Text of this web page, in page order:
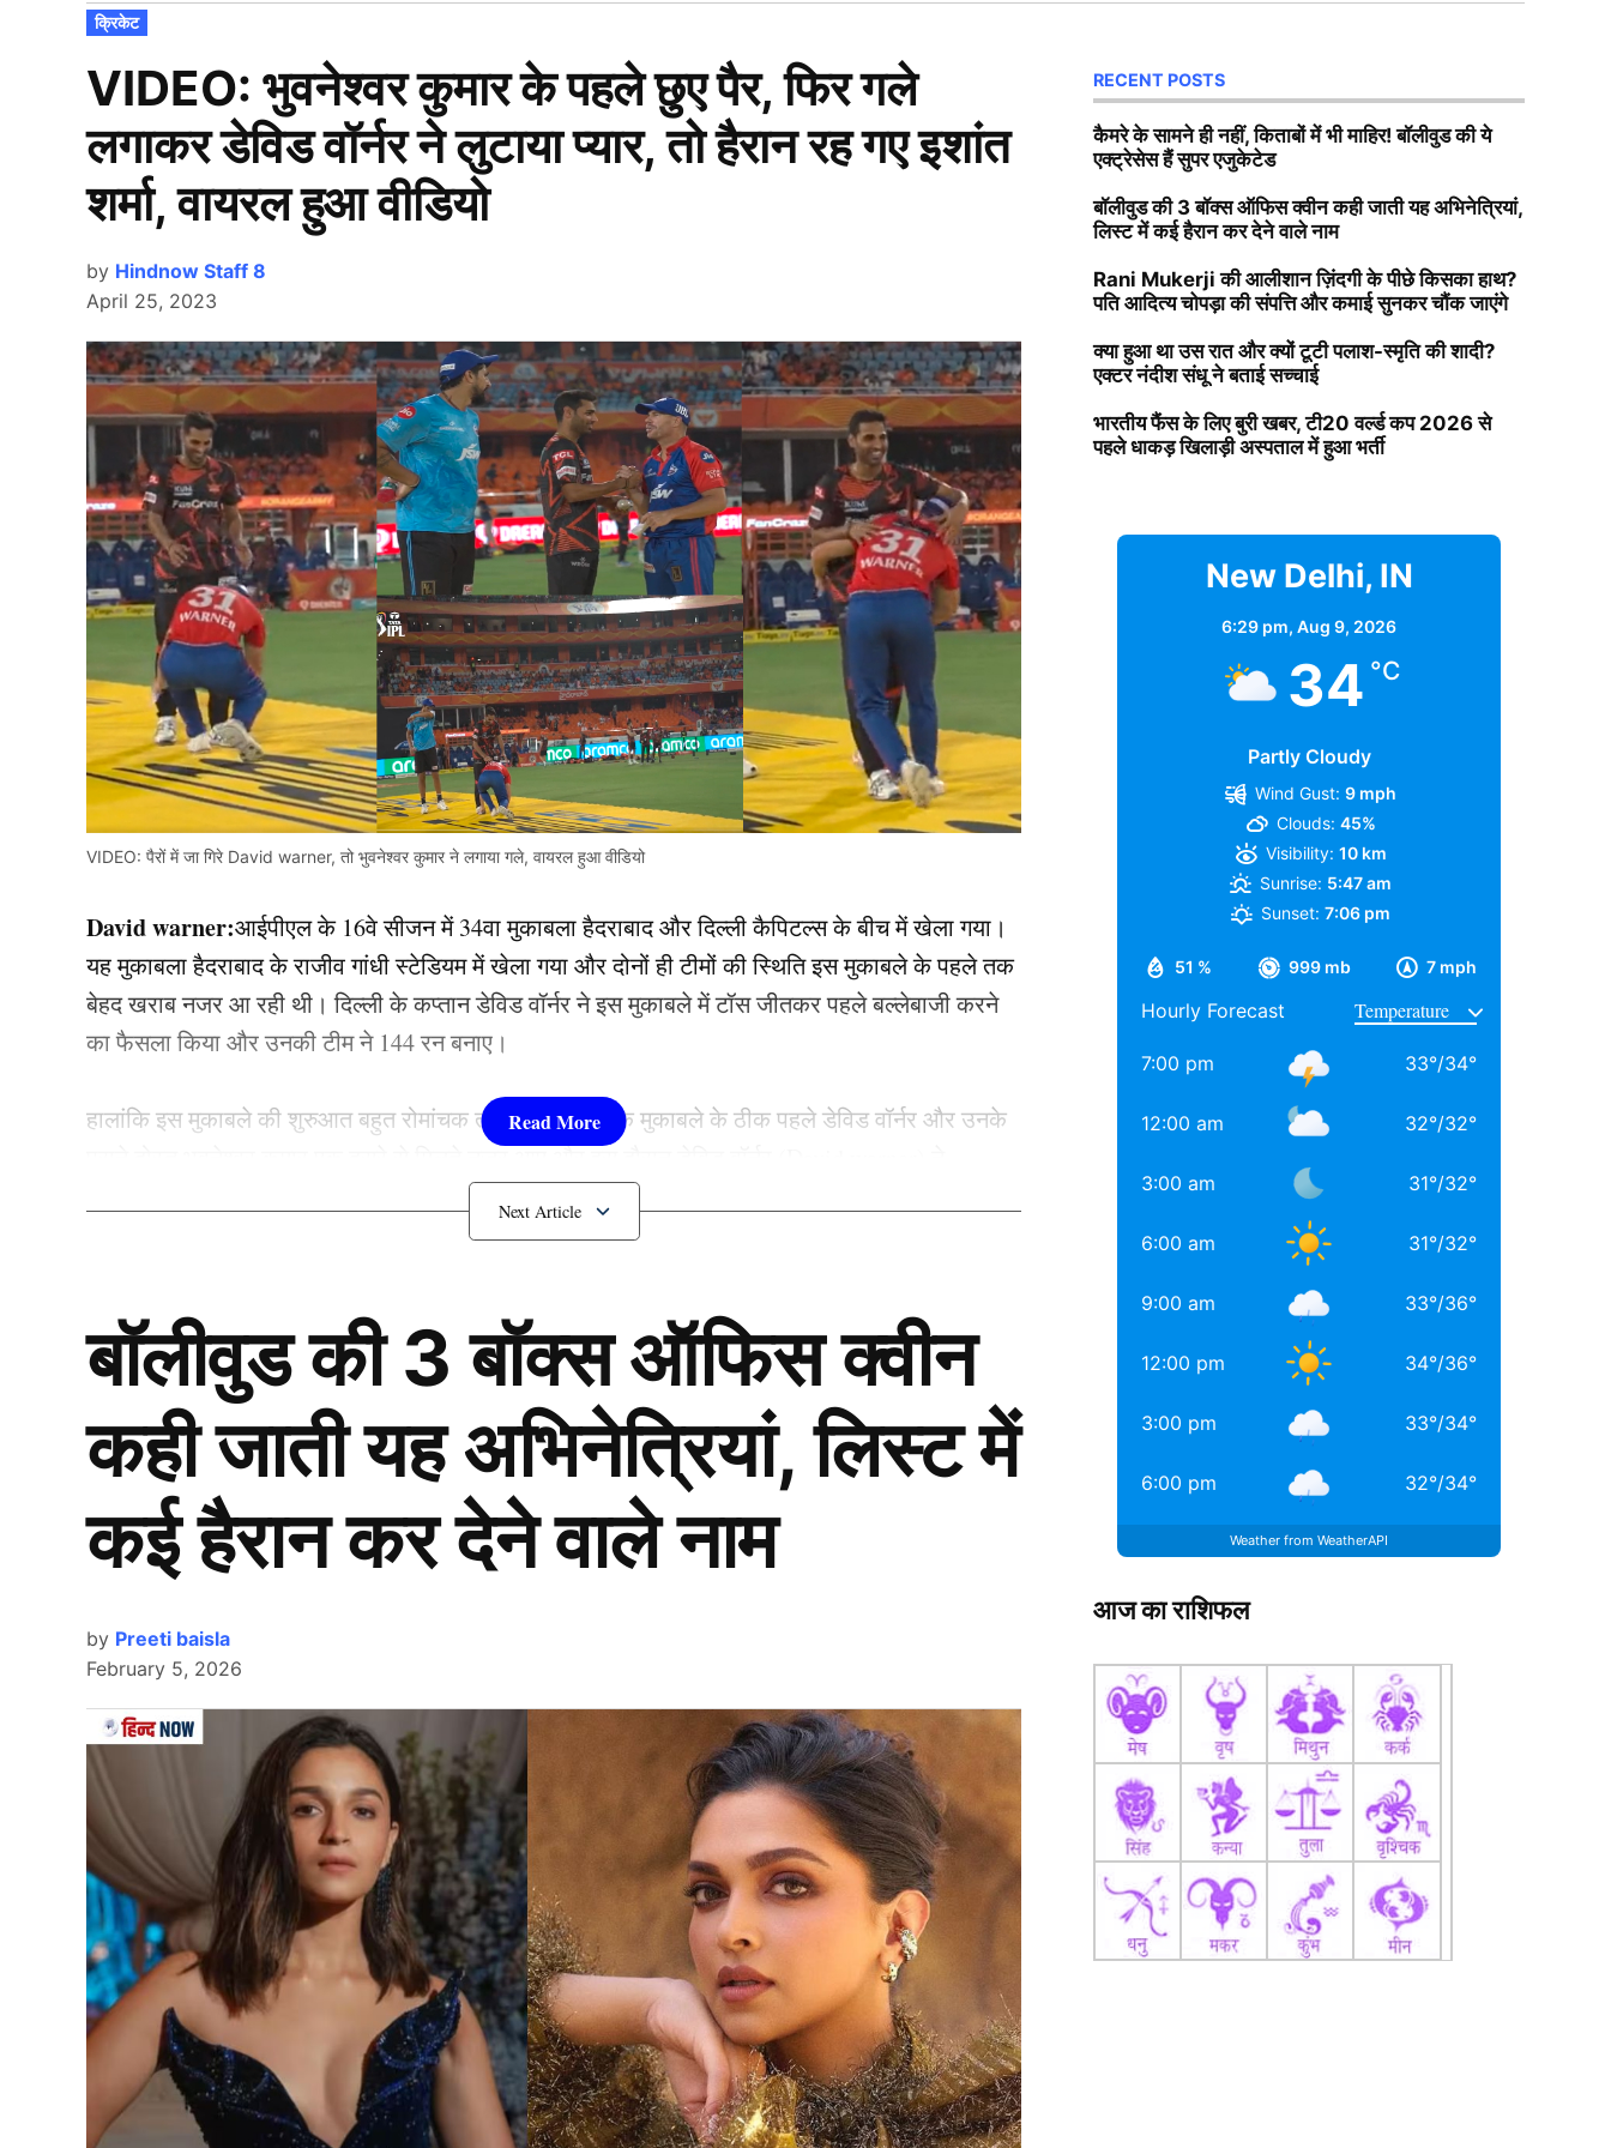
Open
POSTED
IN
क्रिकेट
VIDEO: भुवनेश्वर कुमार के पहले छुए पैर, फिर गले
लगाकर डेविड वॉर्नर ने लुटाया प्यार, तो हैरान रह गए इशांत
शर्मा, वायरल हुआ वीडियो
by Hindnow Staff 8
April 25, 2023
VIDEO: पैरों में जा गिरे David warner, तो भुवनेश्वर कुमार ने लगाया गले, वायरल हुआ वीडियो
David warner:आईपीएल के 16वे सीजन में 34वा मुकाबला हैदराबाद और दिल्ली कैपिटल्स के बीच में खेला गया।
यह मुकाबला हैदराबाद के राजीव गांधी स्टेडियम में खेला गया और दोनों ही टीमों की स्थिति इस मुकाबले के पहले तक
बेहद खराब नजर आ रही थी। दिल्ली के कप्तान डेविड वॉर्नर ने इस मुकाबले में टॉस जीतकर पहले बल्लेबाजी करने
का फैसला किया और उनकी टीम ने 144 रन बनाए।
हालांकि इस मुकाबले की शुरुआत बहुत रोमांचक तरीके से हुई क्योंकि मुकाबले के ठीक पहले डेविड वॉर्नर और उनके
पुराने दोस्त भुवनेश्वर कुमार एक दूसरे से मिलते नजर आए और इस दौरान डेविड वॉर्नर (David warner) ने
भुवनेश्वर कुमार के साथ जो किया उसका वीडियो सोशल मीडिया पर तेजी से वायरल होने लगा।
Video: पैरों में जा गिरे David Warner, तो भुवनेश्वर कुमार ने लगाया गले, वायरल हुआ वीडियो
दिल्ली कैपिटल्स के कप्तान डेविड वॉर्नर ने शानदार कप्तानी दिखाते हुए अपनी पुरानी टीम हैदराबाद को 7 रनों से मात
दे दी। इस मुकाबले में दिल्ली की टीम ने पहले बल्लेबाजी करते हुए 144 रन बनाए थे और बाद में गेंदबाजों के शानदार
प्रदर्शन की बदौलत दिल्ली ने हैदराबाद को 7 रनों से शिकस्त दे दी। डेविड वॉर्नर (David warner)जो अब दिल्ली
की कमान संभाल रहे हैं, इसके पहले कई सीजन तक वह हैदराबाद की टीम के साथ जुड़े रहे थे और इसी वजह से जब
मैदान में अभ्यास सत्र के दौरान उनके पुराने दोस्त भुवनेश्वर दिखे तब वह उनके पैर छूते नजर आए।
बॉलीवुड की 3 बॉक्स ऑफिस क्वीन
कही जाती यह अभिनेत्रियां, लिस्ट में
कई हैरान कर देने वाले नाम
by Preeti baisla
February 5, 2026
RECENT POSTS
कैमरे के सामने ही नहीं, किताबों में भी माहिर! बॉलीवुड की ये
एक्ट्रेसेस हैं सुपर एजुकेटेड
बॉलीवुड की 3 बॉक्स ऑफिस क्वीन कही जाती यह अभिनेत्रियां,
लिस्ट में कई हैरान कर देने वाले नाम
Rani Mukerji की आलीशान ज़िंदगी के पीछे किसका हाथ?
पति आदित्य चोपड़ा की संपत्ति और कमाई सुनकर चौंक जाएंगे
क्या हुआ था उस रात और क्यों टूटी पलाश-स्मृति की शादी?
एक्टर नंदीश संधू ने बताई सच्चाई
भारतीय फैंस के लिए बुरी खबर, टी20 वर्ल्ड कप 2026 से
पहले धाकड़ खिलाड़ी अस्पताल में हुआ भर्ती
New Delhi, IN
6:29 pm, Aug 9, 2026
34 °C
Partly Cloudy
51 % 999 mb 7 mph
Wind Gust: 9 mph
Clouds: 45%
Visibility: 10 km
Sunrise: 5:47 am
Sunset: 7:06 pm
Hourly Forecast
7:00 pm 33°/34°
12:00 am 32°/32°
3:00 am 31°/32°
6:00 am 31°/32°
9:00 am 33°/36°
12:00 pm 34°/36°
3:00 pm 33°/34°
6:00 pm 32°/34°
Weather from WeatherAPI
आज का राशिफल